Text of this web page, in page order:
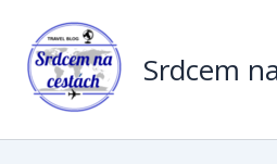
obsah
Srdcem